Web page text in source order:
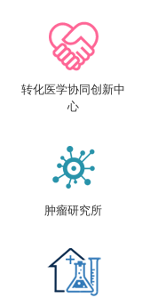
转化医学协同创新中
心
肿瘤研究所